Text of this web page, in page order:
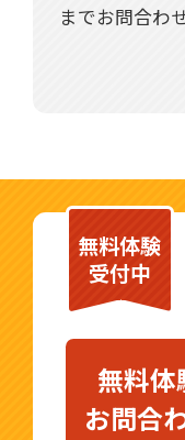
までお問合わ
無料体験
受付中
無料体
お問合